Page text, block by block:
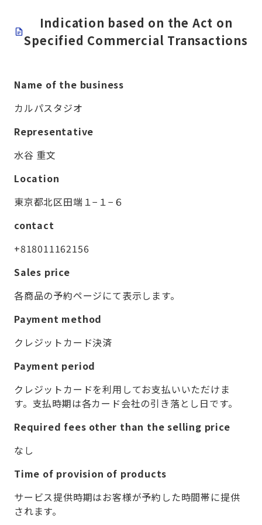
Indication based on the Act on
Specified Commercial Transactions
Name of the business
カルパスタジオ
Representative
水谷 重文
Location
東京都北区田端１−１−６
contact
+818011162156
Sales price
各商品の予約ページにて表示します。
Payment method
クレジットカード決済
Payment period
クレジットカードを利用してお支払いいただけま
す。支払時期は各カード会社の引き落とし日です。
Required fees other than the selling price
なし
Time of provision of products
サービス提供時期はお客様が予約した時間帯に提供
されます。